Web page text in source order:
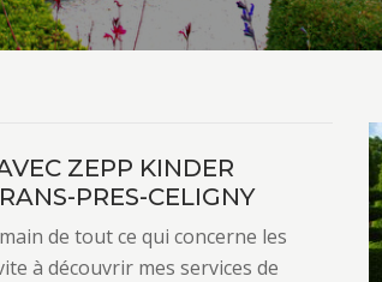
ZEPP KINDER
PRES-CELIGNY
de tout ce qui concerne les
à découvrir mes services de